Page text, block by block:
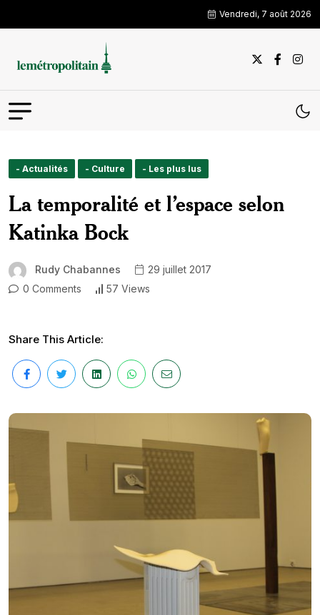
Vendredi, 7 août 2026
- Actualités - Culture - Les plus lus
La temporalité et l’espace selon
Katinka Bock
Rudy Chabannes
29 juillet 2017
0 Comments
57 Views
Share This Article: